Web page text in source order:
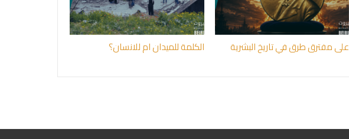
على مفترق طرق في تاريخ البشرية الكلمة للميدان ام للانسان؟